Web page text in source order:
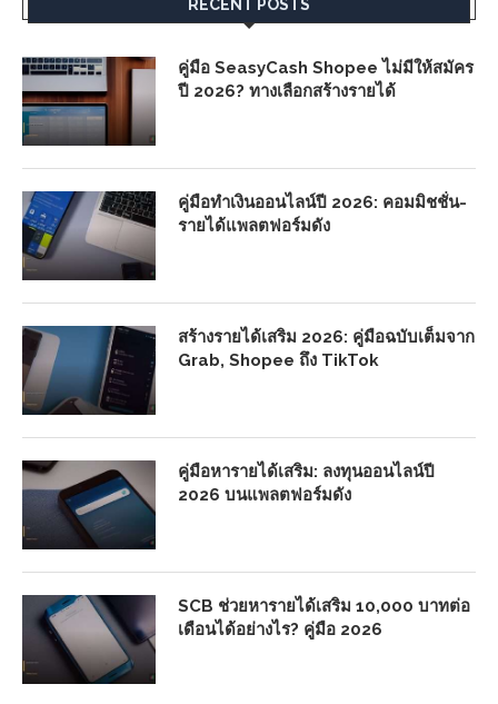
RECENT POSTS
คู่มือ SeasyCash Shopee ไม่มีให้สมัคร
ปี 2026? ทางเลือกสร้างรายได้
คู่มือทำเงินออนไลน์ปี 2026: คอมมิชชั่น-
รายได้แพลตฟอร์มดัง
สร้างรายได้เสริม 2026: คู่มือฉบับเต็มจาก
Grab, Shopee ถึง TikTok
คู่มือหารายได้เสริม: ลงทุนออนไลน์ปี
2026 บนแพลตฟอร์มดัง
SCB ช่วยหารายได้เสริม 10,000 บาทต่อ
เดือนได้อย่างไร? คู่มือ 2026